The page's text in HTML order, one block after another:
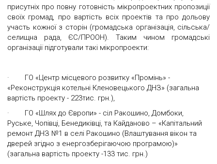
присутніх про повну готовність мікропроектних пропозиції
своїх громад, про вартість всіх проектів та про дольову
участь кожної з сторін (громадська організація, сільська/
селищна рада, ЄС/ПРООН). Таким чином громадські
організації підготували такі мікропроекти:
· ГО «Центр місцевого розвитку «Промінь» -
«Реконструкція котельні Кленовецького ДНЗ» (загальна
вартість проекту - 223тис. грн.),
· ГО «Шлях до Європи» - сіл Ракошино, Домбоки,
Руське, Чопівці, Бенедиківці, та Кайданово – «Капітальний
ремонт ДНЗ №1 в селі Ракошино (Влаштування вікон та
дверей згідно з енергозберігаючою програмою)»
(загальна вартість проекту -133 тис. грн.)